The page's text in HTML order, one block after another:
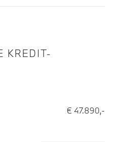
KREDIT-
€ 47.890,-